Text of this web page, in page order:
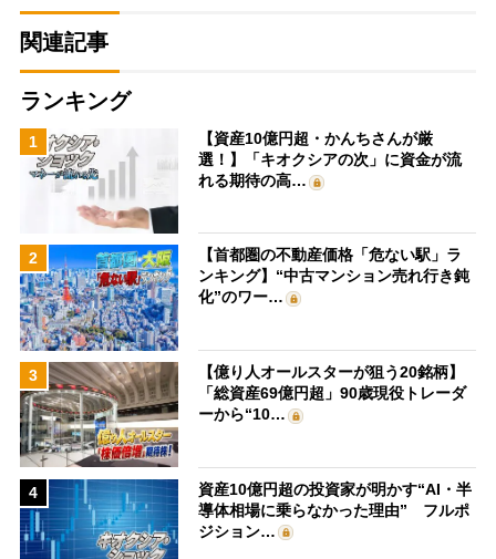
関連記事
ランキング
1
【資産10億円超・かんちさんが厳
選！】「キオクシアの次」に資金が流
れる期待の高…
2
【首都圏の不動産価格「危ない駅」ラ
ンキング】“中古マンション売れ行き鈍
化”のワー…
3
【億り人オールスターが狙う20銘柄】
「総資産69億円超」90歳現役トレーダ
ーから“10…
4
資産10億円超の投資家が明かす“AI・半
導体相場に乗らなかった理由” フルポ
ジション…